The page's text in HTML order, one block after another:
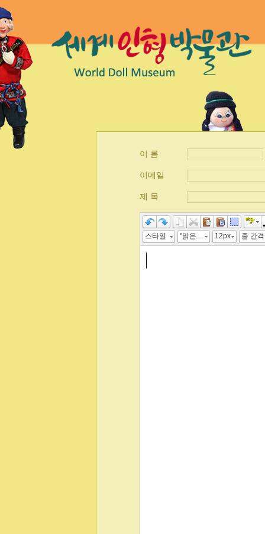
이 름
이메일
제 목
스타일 "맑은 고딕", 굴림, "Malgun Gothic", gulim 12px 줄 간격